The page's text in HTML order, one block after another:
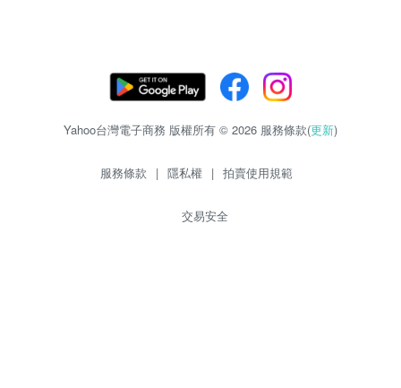
Yahoo台灣電子商務 版權所有 © 2026 服務條款(更新)
服務條款 | 隱私權 | 拍賣使用規範
交易安全